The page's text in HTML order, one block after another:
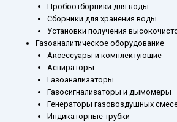
Пробоотборники для воды
Сборники для хранения воды
Установки получения
Газоаналитическое оборудование
Аксессуары и комплектующие
Аспираторы
Газоанализаторы
Газосигнализаторы и дымомеры
Генераторы газовоздушных
Индикаторные трубки